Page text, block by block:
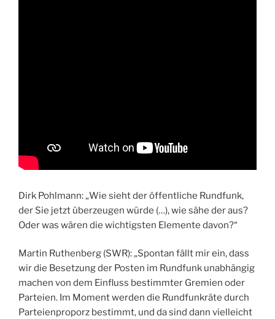
Dirk Pohlmann: „Wie sieht der öffentliche Rundfunk,
der Sie jetzt überzeugen würde (…), wie sähe der aus?
Oder was wären die wichtigsten Elemente davon?“
Martin Ruthenberg (SWR): „Spontan fällt mir ein, dass
wir die Besetzung der Posten im Rundfunk unabhängig
machen von dem Einfluss bestimmter Gremien oder
Parteien. Im Moment werden die Rundfunkräte durch
Parteienproporz bestimmt, und da sind dann vielleicht